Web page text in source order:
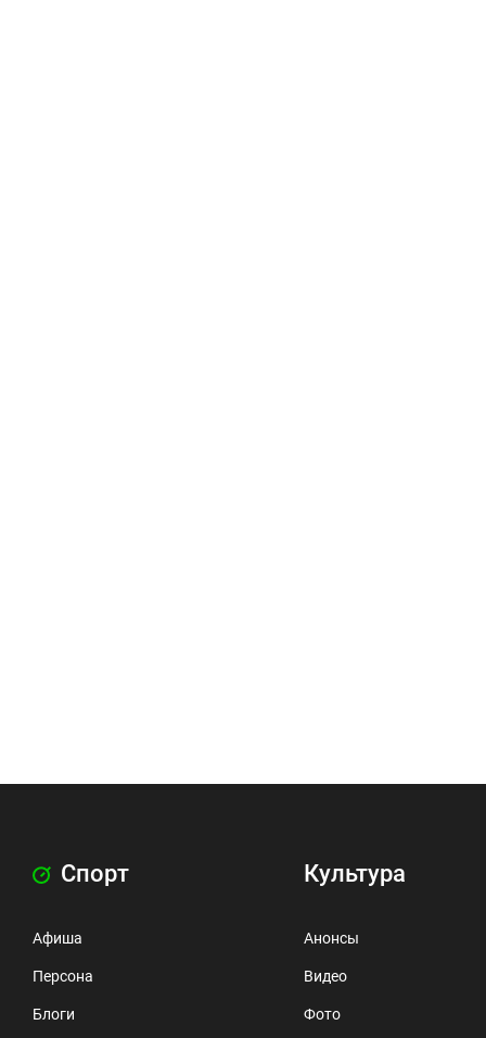
Спорт
Афиша
Персона
Блоги
Культура
Анонсы
Видео
Фото